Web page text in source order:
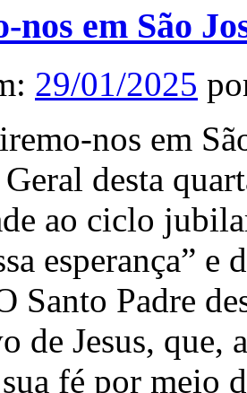
nos em São
29/01/2025
nos em
desta
ao ciclo
esperança” e
Santo Padre
de Jesus, que,
fé por meio